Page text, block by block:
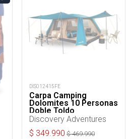
DIS012415FE
Carpa Camping
Dolomites 10 Personas
Doble Toldo
Discovery Adventures
$ 349.990 $469.990